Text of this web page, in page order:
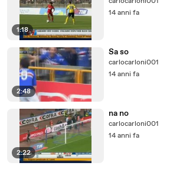
1:18
14 anni fa
2:48
Sa so
carlocarloni001
14 anni fa
2:22
na no
carlocarloni001
14 anni fa